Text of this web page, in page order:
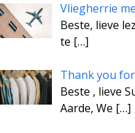
Vliegherrie
Beste, lieve
te […]
Thank you
Beste , lieve
Aarde, We […]